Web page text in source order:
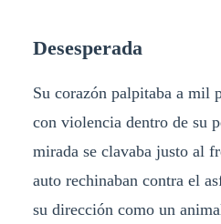
Desesperada
Su corazón palpitaba a mil
con violencia dentro de su
mirada se clavaba justo al
auto rechinaban contra el
su dirección como un